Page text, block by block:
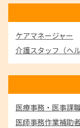
ケアマネージャー
介護スタッフ （ヘ
医療事務・医事課
医師事務作業補助